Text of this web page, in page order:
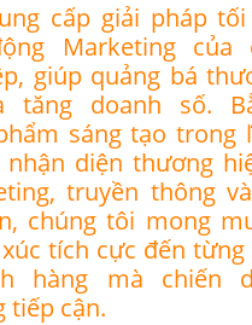
cấp giải pháp
Marketing của
giúp quảng bá
tăng doanh số.
sáng tạo trong
diện thương
truyền thông
chúng tôi mong
tích cực đến từng
hàng mà chiến
tiếp cận.